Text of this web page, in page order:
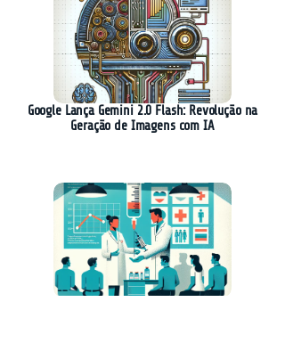
Google Lança Gemini 2.0 Flash: Revolução na
Geração de Imagens com IA